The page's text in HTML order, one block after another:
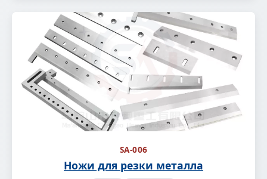
SA-006
Ножи для резки металла